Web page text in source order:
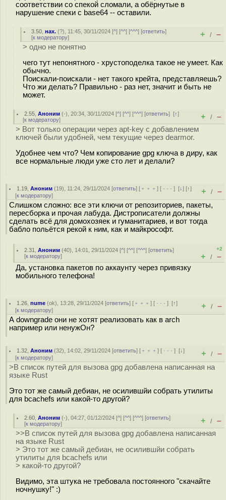
соответствии со спекой сломали, а обёрнутые в
нарушение спеки с base64 -- оставили.
3.50 ,нах. (?), 11:45, 30/11/2024 [^] [^^] [^^^] [ответить]
[к модератору] + / –
> одно не понятно
чего тут непонятного - хрустоподелка такое не умеет. Как
обычно.
Поискали-поискали - нет такого крейта, представляешь?
Что жи делать? Правильно - раз нет, значит и быть не
может.
2.55 ,Аноним (-), 20:34, 30/11/2024 [^] [^^] [^^^] [ответить][↑]
[к модератору] + / –
> Вот только операции через apt-key с добавлением
ключей были удобней, чем текущие через dearmor.
Удобнее чем что? Чем копирование gpg ключа в диру, как
все нормальные люди уже сто лет и делали?
1.19 ,Аноним (19), 11:24, 29/11/2024 [ответить] [ ﹢﹢﹢] [ · · ·][↓] [↑]
[к модератору] + / –
Слишком сложно: все эти ключи от репозиториев, пакеты,
пересборка и прочая лабуда. Дистрописатели должны
сделать всё для домохозяек и гуманитариев, и вот тогда
бабло польётся рекой к ним, как и майкрософт.
2.31 ,Аноним (40), 14:01, 29/11/2024 [^] [^^] [^^^] [ответить]
[к модератору]
+2
+ / –
Да, установка пакетов по аккаунту через привязку
мобильного телефона!
1.26 ,nume (ok), 13:28, 29/11/2024 [ответить] [ ﹢﹢﹢] [ · · ·][↑]
[к модератору] + / –
А downgrade они не хотят реализовать как в arch
например или ненужОн?
1.32 ,Аноним (32), 14:02, 29/11/2024 [ответить] [ ﹢﹢﹢] [ · · ·][↓]
[к модератору] + / –
>В список путей для вызова gpg добавлена написанная на
языке Rust
Это тот же самый дебиан, не осилившйи собрать утилиты
для bcachefs или какой-то другой?
2.60 ,Аноним (-), 04:27, 01/12/2024 [^] [^^] [^^^] [ответить]
[к модератору] + / –
>>В список путей для вызова gpg добавлена написанная
на языке Rust
> Это тот же самый дебиан, не осилившйи собрать
утилиты для bcachefs или
> какой-то другой?
Видимо, эта штука не требовала постоянного "скачайте
ночнушку!" :)